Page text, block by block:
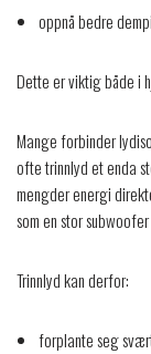
oppnå bedre
Dette er viktig både i
Mange forbinder
ofte trinnlyd et enda
mengder energi
som en stor
Trinnlyd kan derfor:
forplante seg